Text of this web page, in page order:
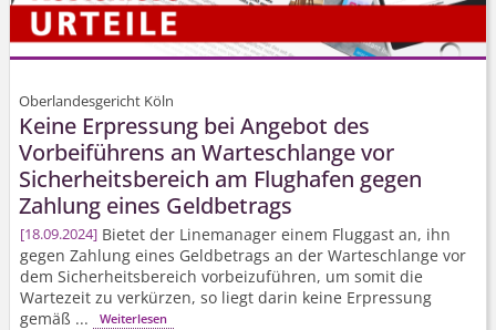
Oberlandesgericht Köln
Keine Erpressung bei Angebot des
Vorbeiführens an Warteschlange vor
Sicherheitsbereich am Flughafen gegen
Zahlung eines Geldbetrags
18.09.2024 Bietet der Linemanager einem Fluggast an, ihn
gegen Zahlung eines Geldbetrags an der Warteschlange vor
dem Sicherheitsbereich vorbeizuführen, um somit die
Wartezeit zu verkürzen, so liegt darin keine Erpressung
gemäß ...
Weiterlesen